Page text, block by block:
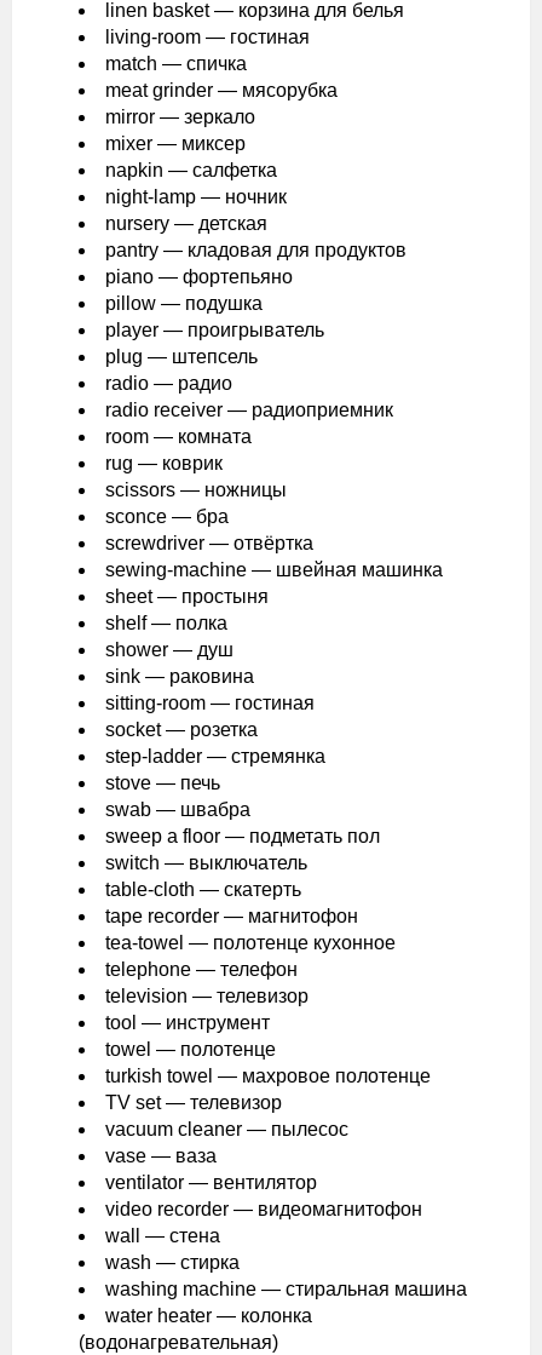
linen basket — корзина для белья
living-room — гостиная
match — спичка
meat grinder — мясорубка
mirror — зеркало
mixer — миксер
napkin — салфетка
night-lamp — ночник
nursery — детская
pantry — кладовая для продуктов
piano — фортепьяно
pillow — подушка
player — проигрыватель
plug — штепсель
radio — радио
radio receiver — радиоприемник
room — комната
rug — коврик
scissors — ножницы
sconce — бра
screwdriver — отвёртка
sewing-machine — швейная машинка
sheet — простыня
shelf — полка
shower — душ
sink — раковина
sitting-room — гостиная
socket — розетка
step-ladder — стремянка
stove — печь
swab — швабра
sweep a floor — подметать пол
switch — выключатель
table-cloth — скатерть
tape recorder — магнитофон
tea-towel — полотенце кухонное
telephone — телефон
television — телевизор
tool — инструмент
towel — полотенце
turkish towel — махровое полотенце
TV set — телевизор
vacuum cleaner — пылесос
vase — ваза
ventilator — вентилятор
video recorder — видеомагнитофон
wall — стена
wash — стирка
washing machine — стиральная машина
water heater — колонка
(водонагревательная)